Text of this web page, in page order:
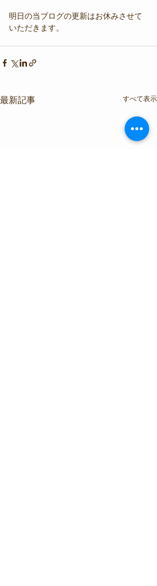
明日の当ブログの更新はお休みさせて
いただきます。
最新記事 すべて表示